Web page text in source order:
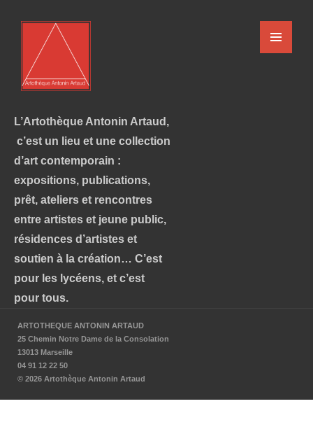
L’Artothèque Antonin Artaud,
c’est un lieu et une collection
d’art contemporain :
expositions, publications,
prêt, ateliers et rencontres
entre artistes et jeune public,
résidences d’artistes et
soutien à la création… C’est
pour les lycéens, et c’est
pour tous.
ARTOTHEQUE ANTONIN ARTAUD
25 Chemin Notre Dame de la Consolation
13013 Marseille
04 91 12 22 50
© 2026 Artothèque Antonin Artaud